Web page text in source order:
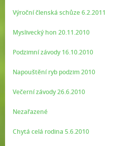
Výroční členská schůze 6.2.2011
Myslivecký hon 20.11.2010
Podzimní závody 16.10.2010
Napouštění ryb podzim 2010
Večerní závody 26.6.2010
Nezařazené
Chytá celá rodina 5.6.2010